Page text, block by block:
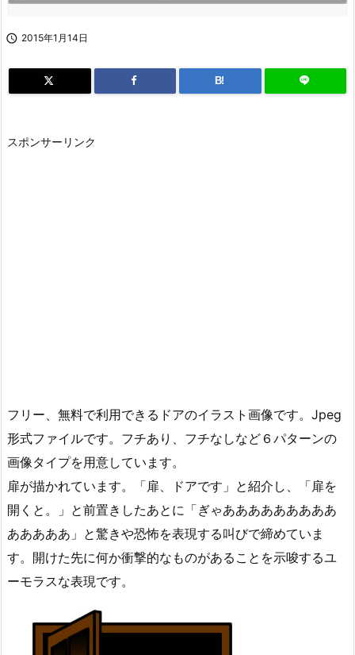
 2015年1月14日
B!
スポンサーリンク
フリー、無料で利用できるドアのイラスト画像です。Jpeg
形式ファイルです。フチあり、フチなしなど６パターンの
画像タイプを用意しています。
扉が描かれています。「扉、ドアです」と紹介し、「扉を
開くと。」と前置きしたあとに「ぎゃあああああああああ
あああああ」と驚きや恐怖を表現する叫びで締めていま
す。開けた先に何か衝撃的なものがあることを示唆するユ
ーモラスな表現です。